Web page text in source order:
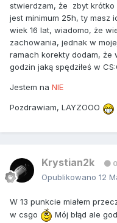
stwierdzam, że zbyt
jest minimum 25h, ty masz
wiek 16 lat, wiadomo, że
zachowania, jednak w
ramach korekty dodam, że
godzin jaką spędziłeś w
Jestem na NIE
Pozdrawiam, LAYZOOO
Krystian2k 0
Opublikowano 12
W 13 punkcie miałem
w csgo
Mój błąd ale